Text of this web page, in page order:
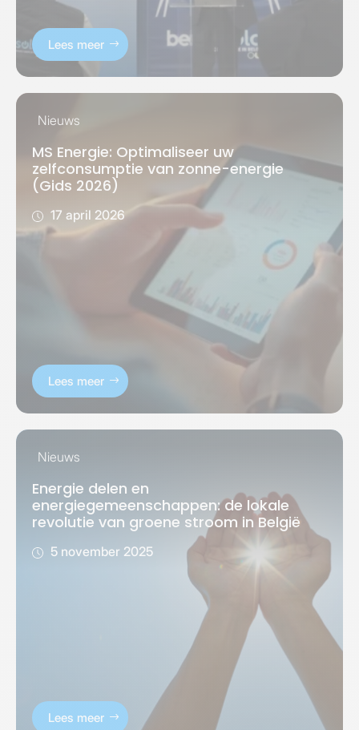
Lees meer
Nieuws
MS Energie: Optimaliseer uw
zelfconsumptie van zonne-energie
(Gids 2026)
17 april 2026
Lees meer
Nieuws
Energie delen en
energiegemeenschappen: de lokale
revolutie van groene stroom in België
5 november 2025
Lees meer